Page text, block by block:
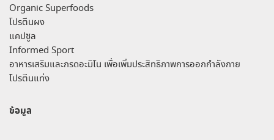
Organic Superfoods
โปรตีนผง
แคปซูล
Informed Sport
อาหารเสริมและกรดอะมิโน เพื่อเพิ่มประสิทธิภาพการออกกำลังกาย
โปรตีนแท่ง
ข้อมูล